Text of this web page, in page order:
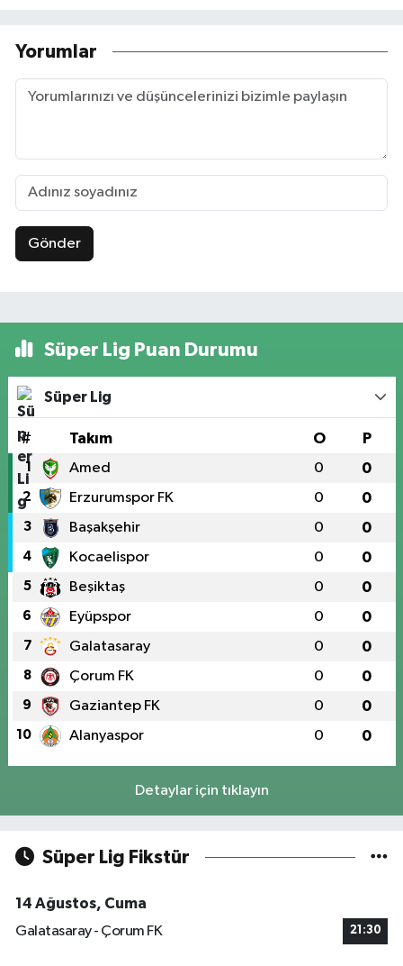
Yorumlar
Gönder
Süper Lig Puan Durumu
Süper Lig
# Takım O P
1 Amed 0 0
2 Erzurumspor FK 0 0
3 Başakşehir 0 0
4 Kocaelispor 0 0
5 Beşiktaş 0 0
6 Eyüpspor 0 0
7 Galatasaray 0 0
8 Çorum FK 0 0
9 Gaziantep FK 0 0
10 Alanyaspor 0 0
Detaylar için tıklayın
Süper Lig Fikstür
14 Ağustos, Cuma
Galatasaray - Çorum FK
21:30